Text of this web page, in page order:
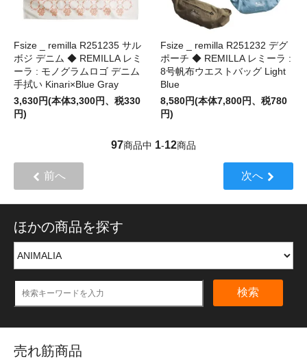
Fsize _ remilla R251235 サル
ボジ デニム ◆ REMILLA レミ
ーラ : モノグラムロゴ デニム
手拭い Kinari×Blue Gray
3,630円(本体3,300円、税330
円)
Fsize _ remilla R251232 デグ
ポーチ ◆ REMILLA レミーラ :
8号帆布ウエストバッグ Light
Blue
8,580円(本体7,800円、税780
円)
97商品中 1-12商品
前へ 次へ
ほかの商品を探す
検索
売れ筋商品